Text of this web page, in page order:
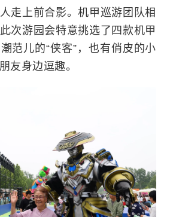
走上前合影。机甲巡游团队相
次游园会特意挑选了四款机甲
范儿的“侠客”，也有俏皮的小
友身边逗趣。